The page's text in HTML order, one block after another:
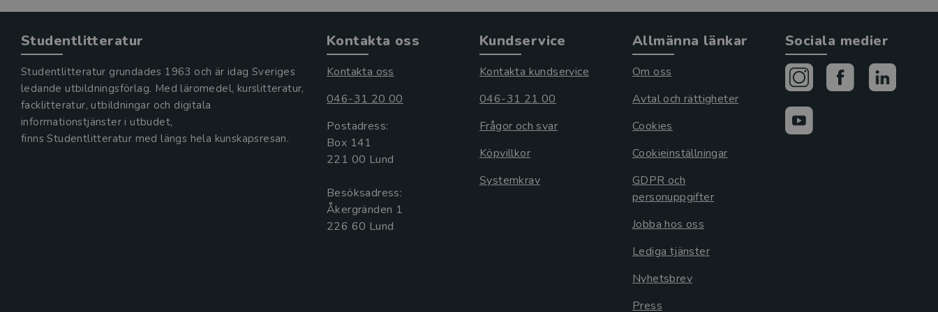
Studentlitteratur
Studentlitteratur grundades 1963 och är idag Sveriges
ledande utbildningsförlag. Med läromedel, kurslitteratur,
facklitteratur, utbildningar och digitala
informationstjänster i utbudet,
finns Studentlitteratur med längs hela kunskapsresan.
Kontakta oss
Kontakta oss
046-31 20 00
Postadress:
Box 141
221 00 Lund
Besöksadress:
Åkergränden 1
Kundservice
Kontakta kundservice
046-31 21 00
Frågor och svar
Köpvillkor
Systemkrav
Allmänna länkar
Om oss
Avtal och rättigheter
Cookies
Cookieinställningar
GDPR och
personuppgifter
Jobba hos oss
Lediga tjänster
Nyhetsbrev
Press
Sociala medier